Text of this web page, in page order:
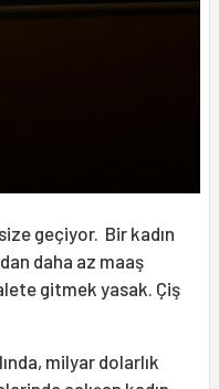
geçiyor. Bir kadın
daha az maaş
gitmek yasak. Çiş
milyar dolarlık